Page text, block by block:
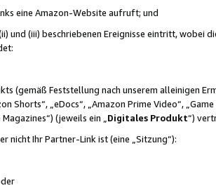
eine Amazon-Website aufruft; und
(iii) beschriebenen Ereignisse eintritt, wobei
(gemäß Feststellung nach unserem alleinigen
„eDocs“, „Amazon Prime Video“,
(jeweils ein „ Digitales Produkt“)
nicht Ihr Partner-Link ist (eine „Sitzung“):